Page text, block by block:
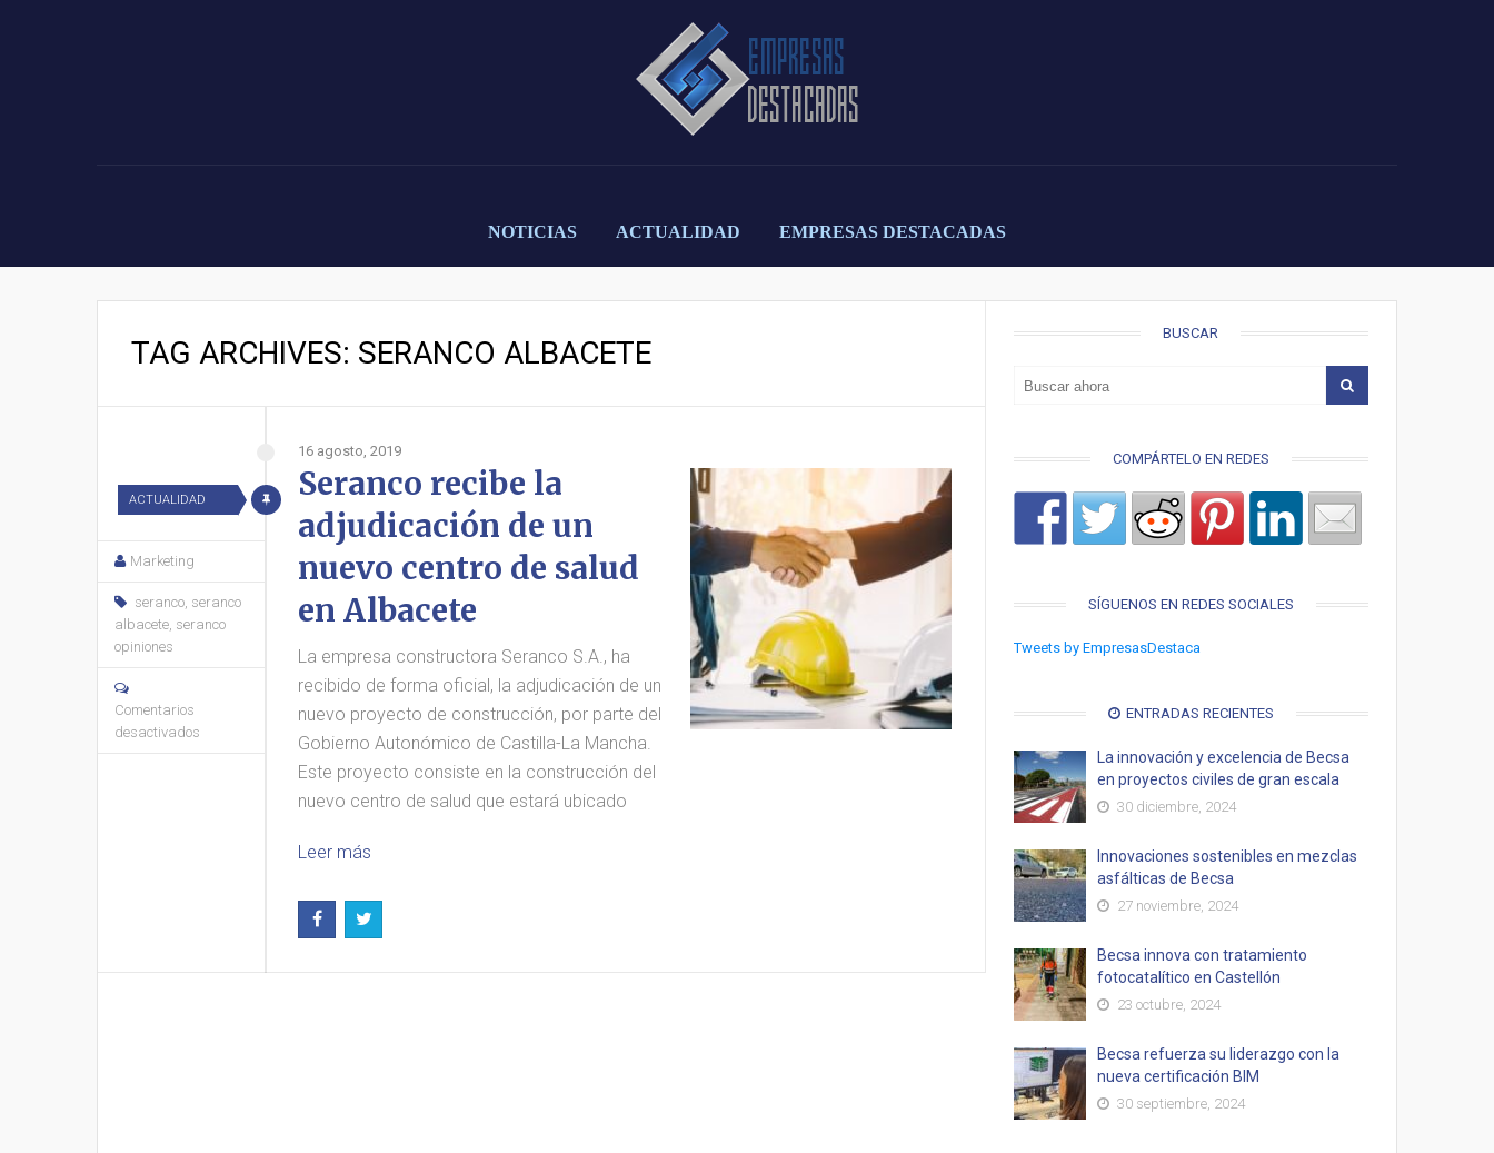
NOTICIAS ACTUALIDAD EMPRESAS DESTACADAS
TAG ARCHIVES: SERANCO ALBACETE
ACTUALIDAD
16 agosto, 2019
Seranco recibe la
adjudicación de un
nuevo centro de salud
en Albacete
Marketing
seranco, seranco
albacete, seranco
opiniones
Comentarios
desactivados
La empresa constructora Seranco S.A., ha
recibido de forma oficial, la adjudicación de un
nuevo proyecto de construcción, por parte del
Gobierno Autonómico de Castilla-La Mancha.
Este proyecto consiste en la construcción del
nuevo centro de salud que estará ubicado
Leer más
BUSCAR
COMPÁRTELO EN REDES
SÍGUENOS EN REDES SOCIALES
Tweets by EmpresasDestaca
ENTRADAS RECIENTES
La innovación y excelencia de Becsa
en proyectos civiles de gran escala
30 diciembre, 2024
Innovaciones sostenibles en mezclas
asfálticas de Becsa
27 noviembre, 2024
Becsa innova con tratamiento
fotocatalítico en Castellón
23 octubre, 2024
Becsa refuerza su liderazgo con la
nueva certificación BIM
30 septiembre, 2024